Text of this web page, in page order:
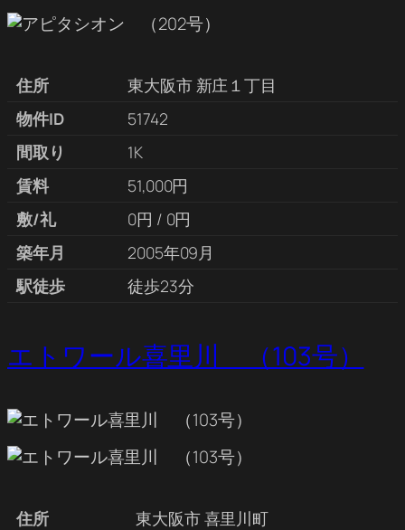
住所
東大阪市 新庄１丁目
物件ID
51742
間取り
1K
賃料
51,000円
敷/礼
0円 / 0円
築年月
2005年09月
駅徒歩
徒歩23分
エトワール喜里川 （103号）
住所
東大阪市 喜里川町